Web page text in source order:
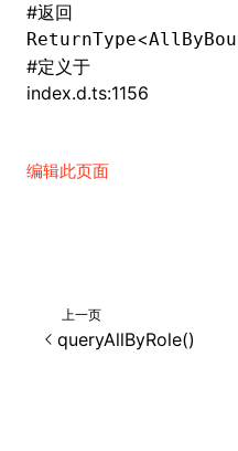
#返回
ReturnType<
#定义于
index.d.ts:1156
编辑此页面
上一页
queryAllByRole()